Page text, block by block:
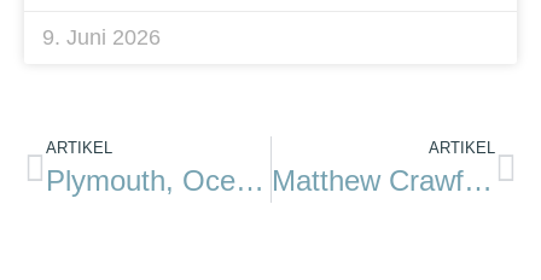
9. Juni 2026
ARTIKEL
Plymouth, Ocean City
ARTIKEL
Matthew Crawford: Ich schraube, also bin ich